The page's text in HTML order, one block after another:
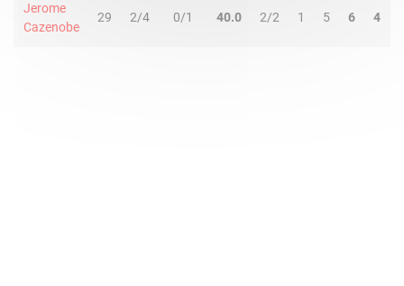
Jerome
Cazenobe
29 2/4 0/1 40.0 2/2 1 5 6 4